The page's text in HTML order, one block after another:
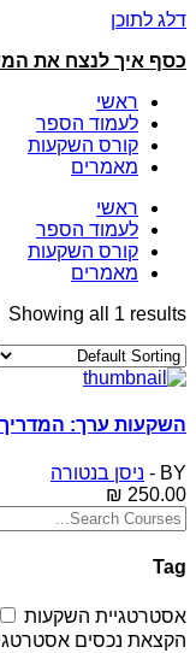
דלג לתוכן
כסף איך לנצח את
ראשי
לעמוד הספר
קורס השקעות
מאמרים
ראשי
לעמוד הספר
קורס השקעות
מאמרים
Showing all 1 results
השקעות ערך: המדריך
BY -
ניסן בנטורה
250.00
₪
Tag
אסטרטגיית השקעות
הקצאת נכסים